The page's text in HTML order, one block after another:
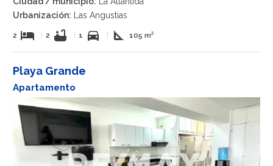
Urbanización: Las Angustias
2 hotel 2 bathtub 1 directions_car square_foot 105 m²
Playa Grande
Apartamento